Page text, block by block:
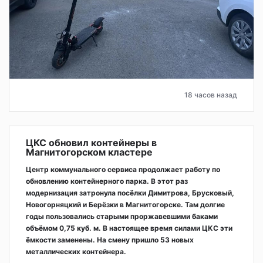
18 часов назад
ЦКС обновил контейнеры в
Магнитогорском кластере
Центр коммунального сервиса продолжает работу по
обновлению контейнерного парка. В этот раз
модернизация затронула посёлки Димитрова, Брусковый,
Новогорняцкий и Берёзки в Магнитогорске. Там долгие
годы пользовались старыми проржавевшими баками
объёмом 0,75 куб. м. В настоящее время силами ЦКС эти
ёмкости заменены. На смену пришло 53 новых
металлических контейнера.